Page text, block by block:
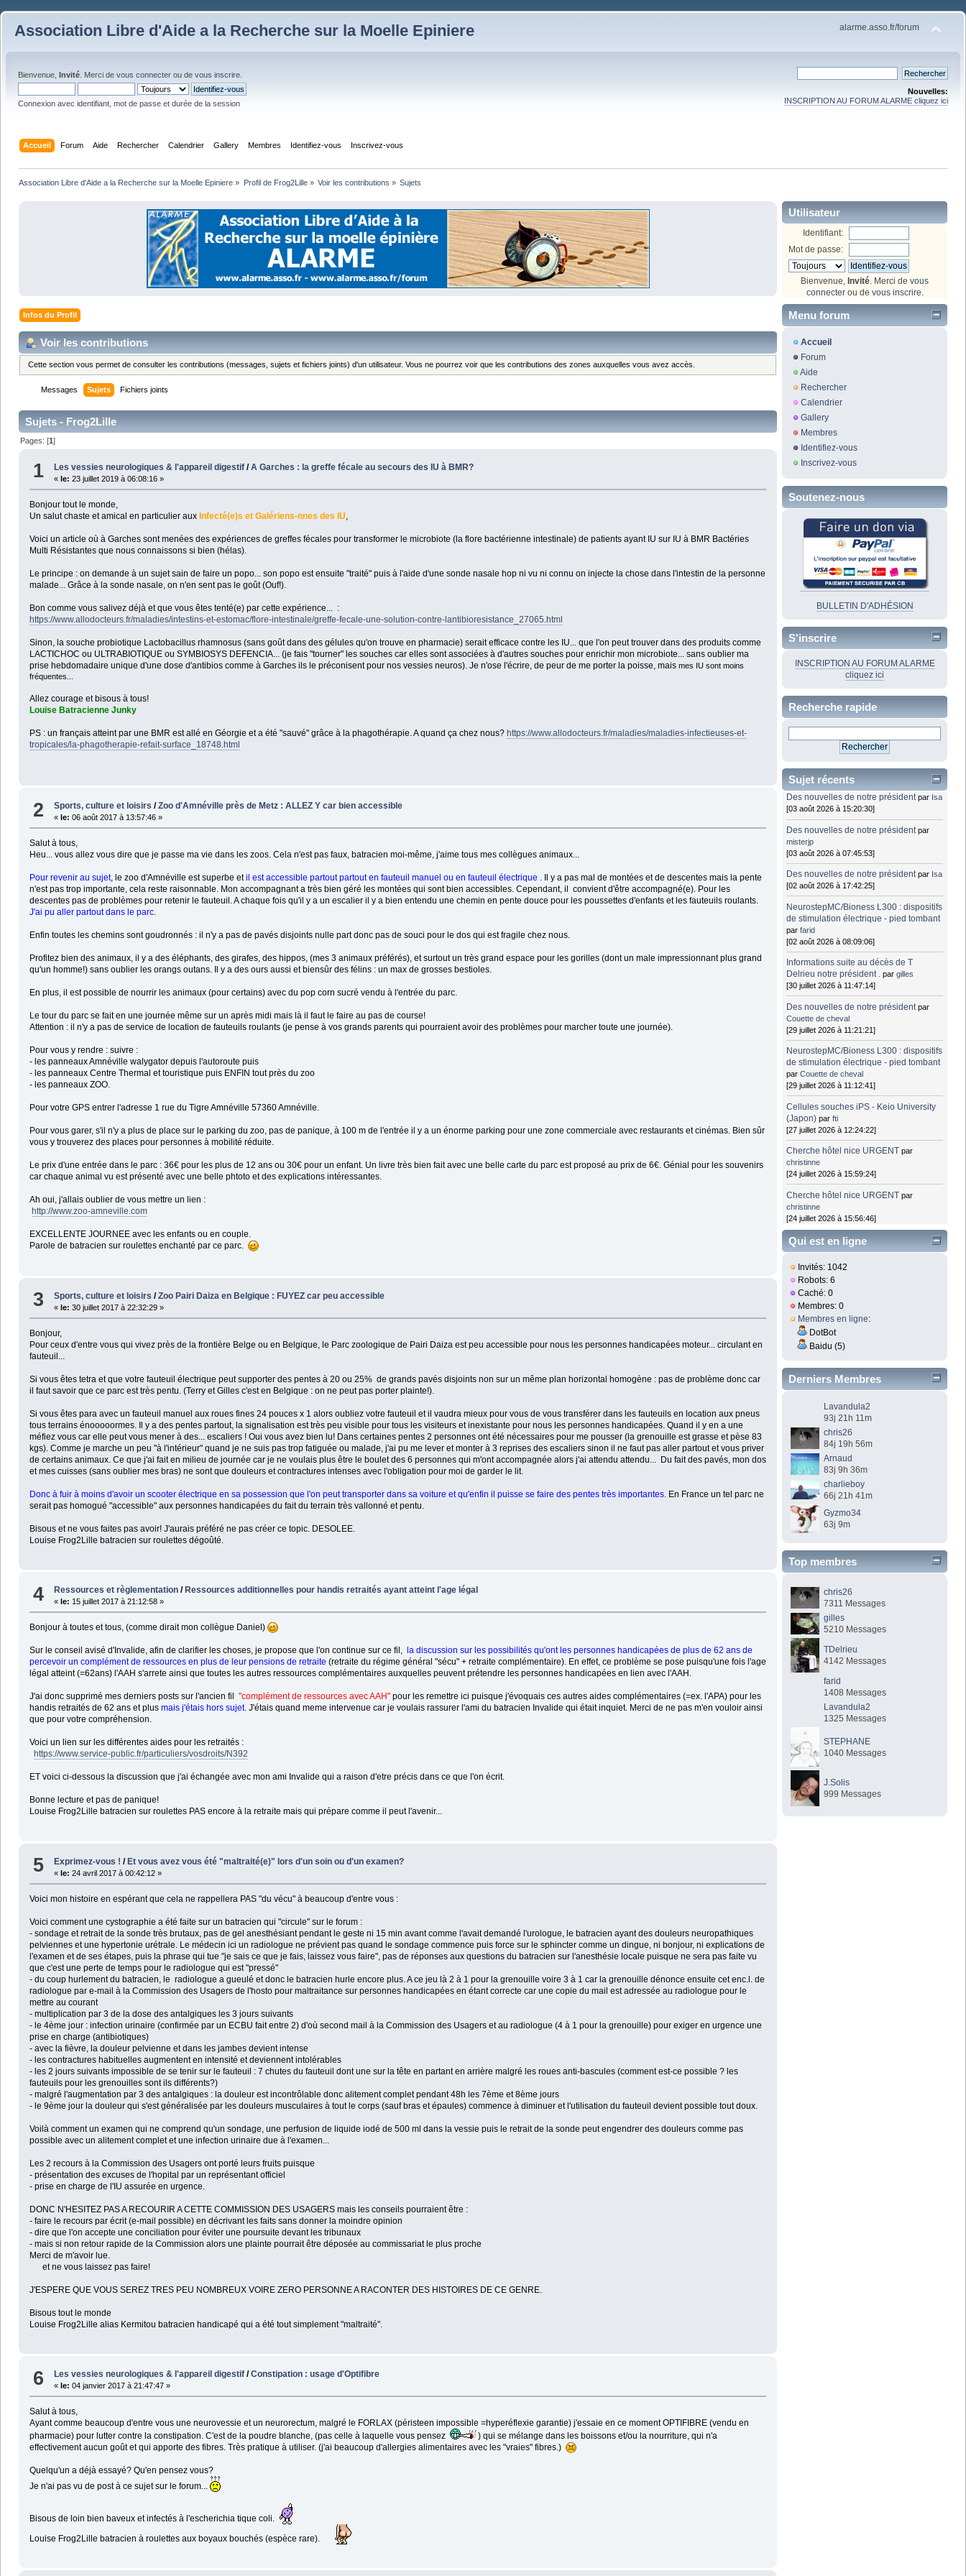
Association Libre d'Aide a la Recherche sur la Moelle Epiniere alarme.asso.fr/forum
Bienvenue, Invité . Merci de vous connecter ou de vous inscrire
Connexion avec identifiant, mot de passe et durée de la session
Nouvelles:
INSCRIPTION AU FORUM ALARME cliquez ici
Accueil Forum Aide Rechercher Calendrier Gallery Membres Identifiez-vous Inscrivez-vous
Association Libre d'Aide a la Recherche sur la Moelle Epiniere » Profil de Frog2Lille» Voir les contributions » Sujets
Infos du Profil
Voir les contributions
Cette section vous permet de consulter les contributions (messages, sujets et fichiers joints) d'un utilisateur. Vous ne pourrez voir que les contributions des zones auxquelles vous avez accès.
Messages Sujets Fichiers joints
Sujets - Frog2Lille
Pages: [1]
1 Les vessies neurologiques & l'appareil digestif /A Garches : la greffe fécale au secours des IU à BMR?
«le: 23 juillet 2019 à 06:08:16 »
Bonjour tout le monde,
Un salut chaste et amical en particulier aux Infecté(e)s et Galériens-nnes des IU,
Voici un article où à Garches sont menées des expériences de greffes fécales pour transformer le microbiote (la flore bactérienne intestinale) de patients ayant IU sur IU à BMR Bactéries
Multi Résistantes que nous connaissons si bien (hélas).
Le principe : on demande à un sujet sain de faire un popo... son popo est ensuite "traité" puis à l'aide d'une sonde nasale hop ni vu ni connu on injecte la chose dans l'intestin de la personne
malade... Grâce à la sonde nasale, on n'en sent pas le goût (Ouf!).
Bon comme vous salivez déjà et que vous êtes tenté(e) par cette expérience... :
https://www.allodocteurs.fr/maladies/intestins-et-estomac/flore-intestinale/greffe-fecale-une-solution-contre-lantibioresistance_27065.html
Sinon, la souche probiotique Lactobacillus rhamnosus (sans goût dans des gélules qu'on trouve en pharmacie) serait efficace contre les IU... que l'on peut trouver dans des produits comme
LACTICHOC ou ULTRABIOTIQUE ou SYMBIOSYS DEFENCIA... (je fais "tourner" les souches car elles sont associées à d'autres souches pour enrichir mon microbiote... sans oublier ma
prise hebdomadaire unique d'une dose d'antibios comme à Garches ils le préconisent pour nos vessies neuros). Je n'ose l'écrire, de peur de me porter la poisse, mais mes IU sont moins
fréquentes...
Allez courage et bisous à tous!
Louise Batracienne Junky
PS : un français atteint par une BMR est allé en Géorgie et a été "sauvé" grâce à la phagothérapie. A quand ça chez nous? https://www.allodocteurs.fr/maladies/maladies-infectieuses-et-
tropicales/la-phagotherapie-refait-surface_18748.html
2 Sports, culture et loisirs /Zoo d'Amnéville près de Metz : ALLEZ Y car bien accessible
« le: 06 août 2017 à 13:57:46 »
Salut à tous,
Heu... vous allez vous dire que je passe ma vie dans les zoos. Cela n'est pas faux, batracien moi-même, j'aime tous mes collègues animaux...
Pour revenir au sujet, le zoo d'Amnéville est superbe etil est accessible partout partout en fauteuil manuel ou en fauteuil électrique . Il y a pas mal de montées et de descentes mais la pente
n'est pas trop importante, cela reste raisonnable. Mon accompagnant a très bien géré les montées qui sont bien accessibles. Cependant, il convient d'être accompagné(e). Pour les
descentes pas de problèmes pour retenir le fauteuil. A chaque fois qu'il y a un escalier il y a bien entendu une chemin en pente douce pour les poussettes d'enfants et les fauteuils roulants.
J'ai pu aller partout dans le parc.
Enfin toutes les chemins sont goudronnés : il n'y a pas de pavés disjoints nulle part donc pas de souci pour le dos qui est fragile chez nous.
Profitez bien des animaux, il y a des éléphants, des girafes, des hippos, (mes 3 animaux préférés), et surtout un très grand espace pour les gorilles (dont un male impressionnant plus grand
qu'un homme!) sans oublier les orangs outans. Il y a des ours aussi et biensûr des félins : un max de grosses bestioles.
En plus, il est possible de nourrir les animaux (pour certains) avec du pop corn sucré vendu à l'entrée du parc.
Le tour du parc se fait en une journée même sur un après midi mais là il faut le faire au pas de course!
Attention : il n'y a pas de service de location de fauteuils roulants (je pense à vos grands parents qui pourraient avoir des problèmes pour marcher toute une journée).
Pour vous y rendre : suivre :
- les panneaux Amnéville walygator depuis l'autoroute puis
- les panneaux Centre Thermal et touristique puis ENFIN tout près du zoo
- les panneaux ZOO.
Pour votre GPS entrer l'adresse 1 rue du Tigre Amnéville 57360 Amnéville.
Pour vous garer, s'il n'y a plus de place sur le parking du zoo, pas de panique, à 100 m de l'entrée il y a un énorme parking pour une zone commerciale avec restaurants et cinémas. Bien sûr
vous y trouverez des places pour personnes à mobilité réduite.
Le prix d'une entrée dans le parc : 36€ pour les plus de 12 ans ou 30€ pour un enfant. Un livre très bien fait avec une belle carte du parc est proposé au prix de 6€. Génial pour les souvenirs
car chaque animal vu est présenté avec une belle phtoto et des explications intéressantes.
Ah oui, j'allais oublier de vous mettre un lien :
http://www.zoo-amneville.com
EXCELLENTE JOURNEE avec les enfants ou en couple.
Parole de batracien sur roulettes enchanté par ce parc.
3 Sports, culture et loisirs /Zoo Pairi Daiza en Belgique : FUYEZ car peu accessible
«le: 30 juillet 2017 à 22:32:29 »
Bonjour,
Pour ceux d'entre vous qui vivez près de la frontière Belge ou en Belgique, le Parc zoologique de Pairi Daiza est peu accessible pour nous les personnes handicapées moteur... circulant en
fauteuil...
Si vous êtes tetra et que votre fauteuil électrique peut supporter des pentes à 20 ou 25% de grands pavés disjoints non sur un même plan horizontal homogène : pas de problème donc car
il faut savoir que ce parc est très pentu. (Terry et Gilles c'est en Belgique : on ne peut pas porter plainte!).
Si vous êtes para avec un fauteuil manuel aux roues fines 24 pouces x 1 alors oubliez votre fauteuil et il vaudra mieux pour vous de vous transférer dans les fauteuils en location aux pneus
tous terrains énooooormes. Il y a des pentes partout, la signalisation est très peu visible pour tous les visiteurs et inexistante pour nous les personnes handicapées. Quand il y en a une
méfiez vous car elle peut vous mener à des... escaliers ! Oui vous avez bien lu! Dans certaines pentes 2 personnes ont été nécessaires pour me pousser (la grenouille est grasse et pèse 83
kgs). Comme je marche un peu "à l'intérieur" quand je ne suis pas trop fatiguée ou malade, j'ai pu me lever et monter à 3 reprises des escaliers sinon il ne faut pas aller partout et vous priver
de certains animaux. Ce que j'ai fait en milieu de journée car je ne voulais plus être le boulet des 6 personnes qui m'ont accompagnée alors j'ai attendu attendu... Du fait des pavés, mon dos
et mes cuisses (sans oublier mes bras) ne sont que douleurs et contractures intenses avec l'obligation pour moi de garder le lit.
Donc à fuir à moins d'avoir un scooter électrique en sa possession que l'on peut transporter dans sa voiture et qu'enfin il puisse se faire des pentes très importantes. En France un tel parc ne
serait pas homogué "accessible" aux personnes handicapées du fait du terrain très vallonné et pentu.
Bisous et ne vous faites pas avoir! J'aurais préféré ne pas créer ce topic. DESOLEE.
Louise Frog2Lille batracien sur roulettes dégoûté.
4 Ressources et règlementation / Ressources additionnelles pour handis retraités ayant atteint l'age légal
« le: 15 juillet 2017 à 21:12:58 »
Bonjour à toutes et tous, (comme dirait mon collègue Daniel)
Sur le conseil avisé d'Invalide, afin de clarifier les choses, je propose que l'on continue sur ce fil,
la discussion sur les possibilités qu'ont les personnes handicapées de plus de 62 ans de
percevoir un complément de ressources en plus de leur pensions de retraite (retraite du régime général "sécu" + retraite complémentaire). En effet, ce problème se pose puisqu'une fois l'age
légal atteint (=62ans) l'AAH s'arrete ainsi que toutes les autres ressources complémentaires auxquelles peuvent prétendre les personnes handicapées en lien avec l'AAH.
J'ai donc supprimé mes derniers posts sur l'ancien fil "complément de ressources avec AAH" pour les remettre ici puisque j'évoquais ces autres aides complémentaires (=ex. l'APA) pour les
handis retraités de 62 ans et plus mais j'étais hors sujet.J'étais quand meme intervenue car je voulais rassurer l'ami du batracien Invalide qui était inquiet. Merci de ne pas m'en vouloir ainsi
que pour votre compréhension.
Voici un lien sur les différentes aides pour les retraités :
https://www.service-public.fr/particuliers/vosdroits/N392
ET voici ci-dessous la discussion que j'ai échangée avec mon ami Invalide qui a raison d'etre précis dans ce que l'on écrit.
Bonne lecture et pas de panique!
Louise Frog2Lille batracien sur roulettes PAS encore à la retraite mais qui prépare comme il peut l'avenir...
5 Exprimez-vous ! /Et vous avez vous été "maltraité(e)" lors d'un soin ou d'un examen?
«le: 24 avril 2017 à 00:42:12 »
Voici mon histoire en espérant que cela ne rappellera PAS "du vécu" à beaucoup d'entre vous :
Voici comment une cystographie a été faite sur un batracien qui "circule" sur le forum :
- sondage et retrait de la sonde très brutaux, pas de gel anesthésiant pendant le geste ni 15 min avant comme l'avait demandé l'urologue, le batracien ayant des douleurs neuropathiques
pelviennes et une hypertonie urétrale. Le médecin ici un radiologue ne prévient pas quand le sondage commence puis force sur le sphincter comme un dingue, ni bonjour, ni explications de
l'examen et de ses étapes, puis la phrase qui tue "je sais ce que je fais, laissez vous faire", pas de réponses aux questions du batracien sur l'anesthésie locale puisque ne sera pas faite vu
que c'est une perte de temps pour le radiologue qui est "pressé"
- du coup hurlement du batracien, le radiologue a gueulé et donc le batracien hurle encore plus. A ce jeu là 2 à 1 pour la grenouille voire 3 à 1 car la grenouille dénonce ensuite cet enc.l. de
radiologue par e-mail à la Commission des Usagers de l'hosto pour maltraitance sur personnes handicapées en étant correcte car une copie du mail est adressée au radiologue pour le
mettre au courant
- multiplication par 3 de la dose des antalgiques les 3 jours suivants
- le 4ème jour : infection urinaire (confirmée par un ECBU fait entre 2) d'où second mail à la Commission des Usagers et au radiologue (4 à 1 pour la grenouille) pour exiger en urgence une
prise en charge (antibiotiques)
- avec la fièvre, la douleur pelvienne et dans les jambes devient intense
- les contractures habituelles augmentent en intensité et deviennent intolérables
- les 2 jours suivants impossible de se tenir sur le fauteuil : 7 chutes du fauteuil dont une sur la tête en partant en arrière malgré les roues anti-bascules (comment est-ce possible ? les
fauteuils pour les grenouilles sont ils différents?)
- malgré l'augmentation par 3 des antalgiques : la douleur est incontrôlable donc alitement complet pendant 48h les 7ème et 8ème jours
- le 9ème jour la douleur qui s'est généralisée par les douleurs musculaires à tout le corps (sauf bras et épaules) commence à diminuer et l'utilisation du fauteuil devient possible tout doux.
Voilà comment un examen qui ne comprend qu'un sondage, une perfusion de liquide iodé de 500 ml dans la vessie puis le retrait de la sonde peut engendrer des douleurs comme pas
possible avec un alitement complet et une infection urinaire due à l'examen...
Les 2 recours à la Commission des Usagers ont porté leurs fruits puisque
- présentation des excuses de l'hopital par un représentant officiel
- prise en charge de l'IU assurée en urgence.
DONC N'HESITEZ PAS A RECOURIR A CETTE COMMISSION DES USAGERS mais les conseils pourraient être :
- faire le recours par écrit (e-mail possible) en décrivant les faits sans donner la moindre opinion
- dire que l'on accepte une conciliation pour éviter une poursuite devant les tribunaux
- mais si non retour rapide de la Commission alors une plainte pourrait être déposée au commissariat le plus proche
Merci de m'avoir lue.
et ne vous laissez pas faire!
J'ESPERE QUE VOUS SEREZ TRES PEU NOMBREUX VOIRE ZERO PERSONNE A RACONTER DES HISTOIRES DE CE GENRE.
Bisous tout le monde
Louise Frog2Lille alias Kermitou batracien handicapé qui a été tout simplement "maltraité".
6 Les vessies neurologiques & l'appareil digestif /Constipation : usage d'Optifibre
« le: 04 janvier 2017 à 21:47:47 »
Salut à tous,
Ayant comme beaucoup d'entre vous une neurovessie et un neurorectum, malgré le FORLAX (péristeen impossible =hyperéflexie garantie) j'essaie en ce moment OPTIFIBRE (vendu en
pharmacie) pour lutter contre la constipation. C'est de la poudre blanche, (pas celle à laquelle vous pensez
) qui se mélange dans les boissons et/ou la nourriture, qui n'a
effectivement aucun goût et qui apporte des fibres. Très pratique à utiliser. (j'ai beaucoup d'allergies alimentaires avec les "vraies" fibres.)
Quelqu'un a déjà essayé? Qu'en pensez vous?
Je n'ai pas vu de post à ce sujet sur le forum...
Bisous de loin bien baveux et infectés à l'escherichia tique coli.
Louise Frog2Lille batracien à roulettes aux boyaux bouchés (espèce rare).
Utilisateur
Identifiant:
Mot de passe:
Bienvenue, Invité . Merci de vous
connecterou de vous inscrire
Menu forum
Accueil
Forum
Aide
Rechercher
Calendrier
Gallery
Membres
Identifiez-vous
Inscrivez-vous
Soutenez-nous
BULLETIN D'ADHÉSION
S'inscrire
INSCRIPTION AU FORUM ALARME
cliquez ici
Recherche rapide
Sujet récents
Des nouvelles de notre président par Isa
[03 août 2026 à 15:20:30]
Des nouvelles de notre président par
misterjp
[03 août 2026 à 07:45:53]
Des nouvelles de notre président par Isa
[02 août 2026 à 17:42:25]
NeurostepMC/Bioness L300 : dispositifs
de stimulation électrique - pied tombant
parfarid
[02 août 2026 à 08:09:06]
Informations suite au décès de T
Delrieu notre président . pargilles
[30 juillet 2026 à 11:47:14]
Des nouvelles de notre président par
Couette de cheval
[29 juillet 2026 à 11:21:21]
NeurostepMC/Bioness L300 : dispositifs
de stimulation électrique - pied tombant
parCouette de cheval
[29 juillet 2026 à 11:12:41]
Cellules souches iPS - Keio University
(Japon) parfti
[27 juillet 2026 à 12:24:22]
Cherche hôtel nice URGENT par
christinne
[24 juillet 2026 à 15:59:24]
Cherche hôtel nice URGENT par
christinne
[24 juillet 2026 à 15:56:46]
Qui est en ligne
Invités: 1042
Robots: 6
Caché: 0
Membres: 0
Membres en ligne:
DotBot
Baidu (5)
Derniers Membres
Lavandula2
93j 21h 11m
chris26
84j 19h 56m
Arnaud
83j 9h 36m
charlieboy
66j 21h 41m
Gyzmo34
63j 9m
Top membres
chris26
7311 Messages
gilles
5210 Messages
TDelrieu
4142 Messages
farid
1408 Messages
Lavandula2
1325 Messages
STEPHANE
1040 Messages
J.Solis
999 Messages